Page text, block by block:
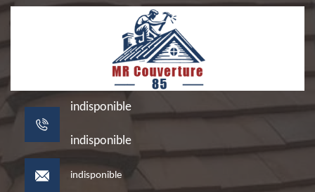
indisponible
indisponible
indisponible